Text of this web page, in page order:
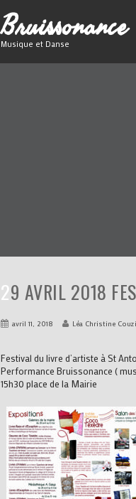
Bruissonance
Musique et Danse
29 AVRIL 2018
avril 11, 2018 Léa Christine Couzi
Festival du livre d’artiste à St
Performance Bruissonance (
15h30 place de la Mairie